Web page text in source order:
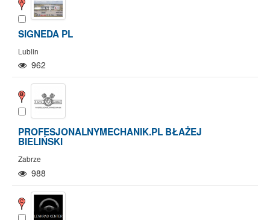
Pokaż/Ukryj mapę
SIGNEDA PL
Lublin
962
PROFESJONALNYMECHANIK.PL BŁAŻEJ
BIELIŃSKI
Zabrze
988